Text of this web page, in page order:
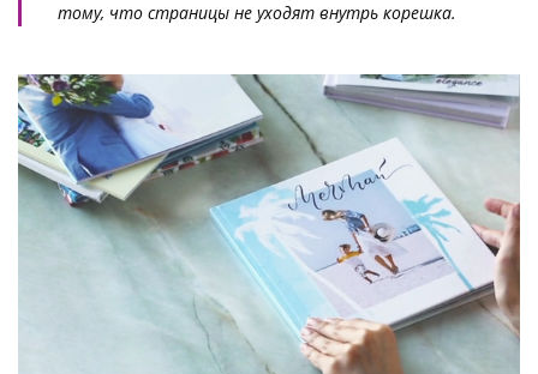
тому, что страницы не уходят внутрь корешка.